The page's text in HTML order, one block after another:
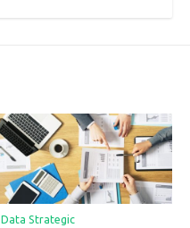
Data Strategic